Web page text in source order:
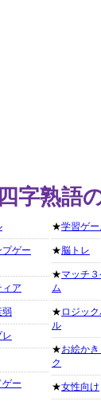
字熟語
プゲー
ィア
弱
レ
ゲー
★学習ゲー
★脳トレ
★マッチ
ム
★ ロジッ
ル
★お絵かき
ク
★女性向け